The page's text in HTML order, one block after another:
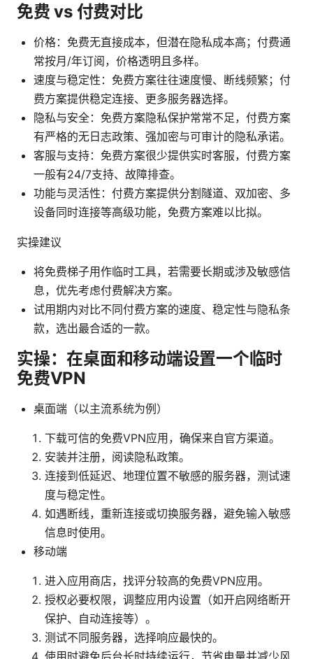
免费 vs 付费对比
价格：免费无直接成本，但潜在隐私成本高；付费通
常按月/年订阅，价格透明且多样。
速度与稳定性：免费方案往往速度慢、断线频繁；付
费方案提供稳定连接、更多服务器选择。
隐私与安全：免费方案隐私保护常常不足，付费方案
有严格的无日志政策、强加密与可审计的隐私承诺。
客服与支持：免费方案很少提供实时客服，付费方案
一般有24/7支持、故障排查。
功能与灵活性：付费方案提供分割隧道、双加密、多
设备同时连接等高级功能，免费方案难以比拟。
实操建议
将免费梯子用作临时工具，若需要长期或涉及敏感信
息，优先考虑付费解决方案。
试用期内对比不同付费方案的速度、稳定性与隐私条
款，选出最合适的一款。
实操：在桌面和移动端设置一个临时
免费VPN
桌面端（以主流系统为例）
下载可信的免费VPN应用，确保来自官方渠道。
安装并注册，阅读隐私政策。
连接到低延迟、地理位置不敏感的服务器，测试速
度与稳定性。
如遇断线，重新连接或切换服务器，避免输入敏感
信息时使用。
移动端
进入应用商店，找评分较高的免费VPN应用。
授权必要权限，调整应用内设置（如开启网络断开
保护、自动连接等）。
测试不同服务器，选择响应最快的。
使用时避免后台长时持续运行，节省电量并减少风